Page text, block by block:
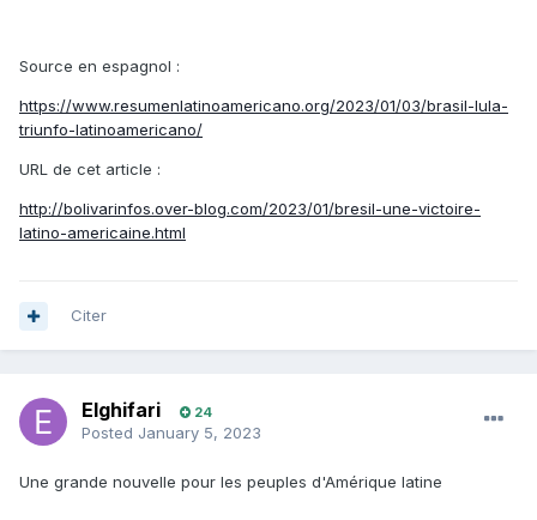
Source en espagnol :
https://www.resumenlatinoamericano.org/2023/01/03/brasil-lula-
triunfo-latinoamericano/
URL de cet article :
http://bolivarinfos.over-blog.com/2023/01/bresil-une-victoire-
latino-americaine.html
Citer
Elghifari 24
Posted January 5, 2023
Une grande nouvelle pour les peuples d'Amérique latine